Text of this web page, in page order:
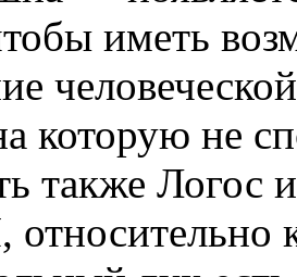
иметь
которую не
также Логос